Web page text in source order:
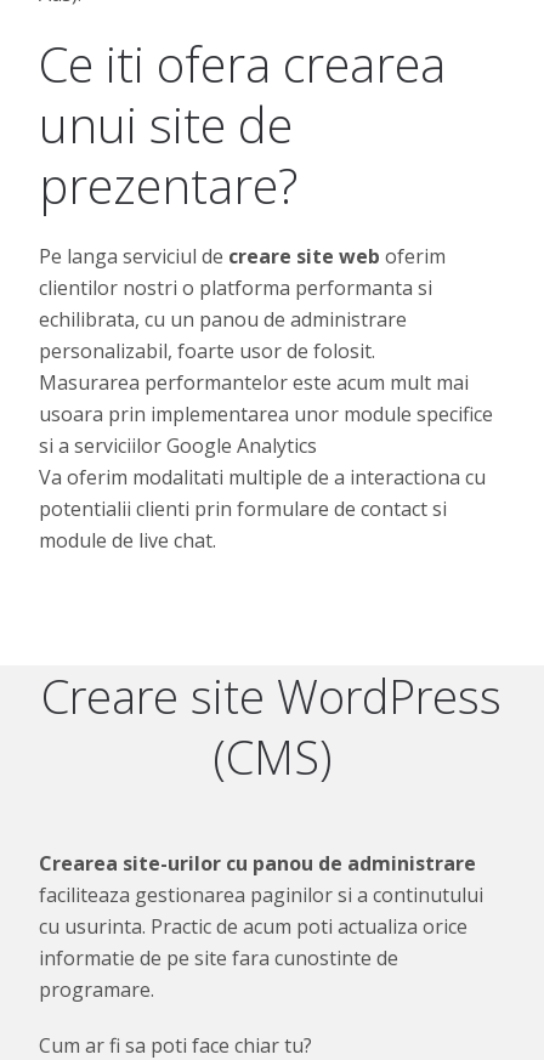
Ce iti ofera crearea
unui site de
prezentare?
Pe langa serviciul de creare site web oferim
clientilor nostri o platforma performanta si
echilibrata, cu un panou de administrare
personalizabil, foarte usor de folosit.
Masurarea performantelor este acum mult mai
usoara prin implementarea unor module specifice
si a serviciilor Google Analytics
Va oferim modalitati multiple de a interactiona cu
potentialii clienti prin formulare de contact si
module de live chat.
Creare site WordPress
(CMS)
Crearea site-urilor cu panou de administrare
faciliteaza gestionarea paginilor si a continutului
cu usurinta. Practic de acum poti actualiza orice
informatie de pe site fara cunostinte de
programare.
Cum ar fi sa poti face chiar tu?